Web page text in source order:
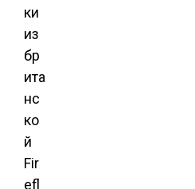
ки
из
бр
ита
нс
ко
й
Fir
efl